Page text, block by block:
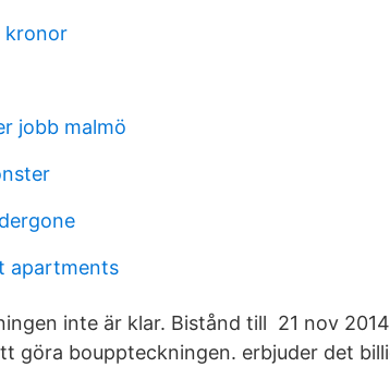
kronor
jobb malmö
apartments
inte är klar. Bistånd till 21 nov
göra bouppteckningen. erbjuder det